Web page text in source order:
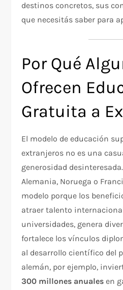
destinos concretos, sus
que necesitás saber para
Por Qué
Ofrecen
Gratuita a
El modelo de educación
extranjeros no es una
generosidad
Alemania, Noruega o
modelo porque los
atraer talento
universidades, genera
fortalece los vínculos
al desarrollo científico del
alemán, por ejemplo,
300 millones anuales en